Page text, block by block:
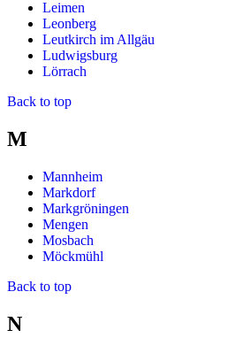
Leimen
Leonberg
Leutkirch im Allgäu
Ludwigsburg
Lörrach
Back to top
M
Mannheim
Markdorf
Markgröningen
Mengen
Mosbach
Möckmühl
Back to top
N